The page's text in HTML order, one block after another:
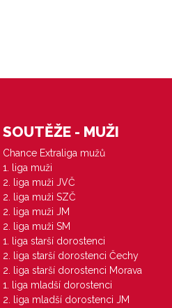
SOUTĚŽE - MUŽI
Chance Extraliga mužů
1. liga muži
2. liga muži JVČ
2. liga muži SZČ
2. liga muži JM
2. liga muži SM
1. liga starší dorostenci
2. liga starší dorostenci Čechy
2. liga starší dorostenci Morava
1. liga mladší dorostenci
2. liga mladší dorostenci JM